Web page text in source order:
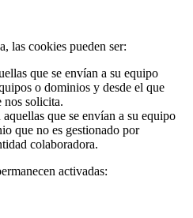
las cookies pueden ser:
que se envían a su equipo
o dominios y desde el que
nos solicita.
aquellas que se envían a su equipo
que no es gestionado por
colaboradora.
activadas: